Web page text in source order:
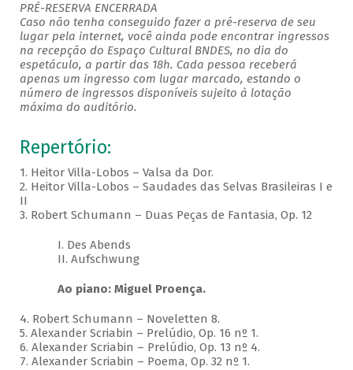
PRÉ-RESERVA ENCERRADA
Caso não tenha conseguido fazer a pré-reserva de seu
lugar pela internet, você ainda pode encontrar ingressos
na recepção do Espaço Cultural BNDES, no dia do
espetáculo, a partir das 18h. Cada pessoa receberá
apenas um ingresso com lugar marcado, estando o
número de ingressos disponíveis sujeito à lotação
máxima do auditório.
Repertório:
1. Heitor Villa-Lobos – Valsa da Dor.
2. Heitor Villa-Lobos – Saudades das Selvas Brasileiras I e
II
3. Robert Schumann – Duas Peças de Fantasia, Op. 12
I. Des Abends
II. Aufschwung
Ao piano: Miguel Proença.
4. Robert Schumann – Noveletten 8.
5. Alexander Scriabin – Prelúdio, Op. 16 nº 1.
6. Alexander Scriabin – Prelúdio, Op. 13 nº 4.
7. Alexander Scriabin – Poema, Op. 32 nº 1.